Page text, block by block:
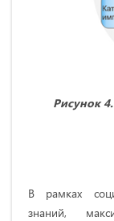
Рисунок
В рамках
знаний,